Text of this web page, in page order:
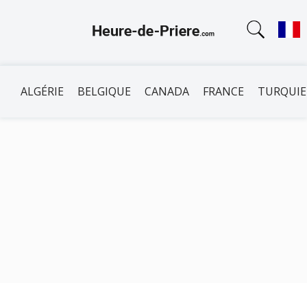
ALGÉRIE BELGIQUE CANADA FRANCE TURQUIE